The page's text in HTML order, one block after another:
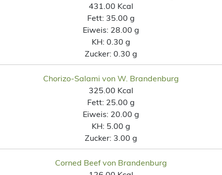
431.00 Kcal
Fett: 35.00 g
Eiweis: 28.00 g
KH: 0.30 g
Zucker: 0.30 g
Chorizo-Salami von W. Brandenburg
325.00 Kcal
Fett: 25.00 g
Eiweis: 20.00 g
KH: 5.00 g
Zucker: 3.00 g
Corned Beef von Brandenburg